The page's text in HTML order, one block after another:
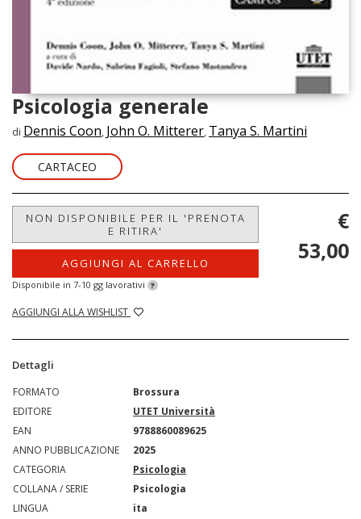
Psicologia generale
di Dennis Coon, John O. Mitterer, Tanya S. Martini
CARTACEO
NON DISPONIBILE PER IL 'PRENOTA
E RITIRA'
AGGIUNGI AL CARRELLO
Disponibile in 7-10 gg lavorativi ?
AGGIUNGI ALLA WISHLIST
€
53,00
Dettagli
FORMATO
Brossura
EDITORE
UTET Università
EAN
9788860089625
ANNO PUBBLICAZIONE
2025
CATEGORIA
Psicologia
COLLANA / SERIE
Psicologia
LINGUA
ita